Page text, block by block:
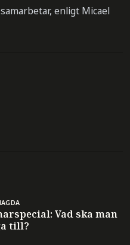
enligt Micael
Vad ska man
till?